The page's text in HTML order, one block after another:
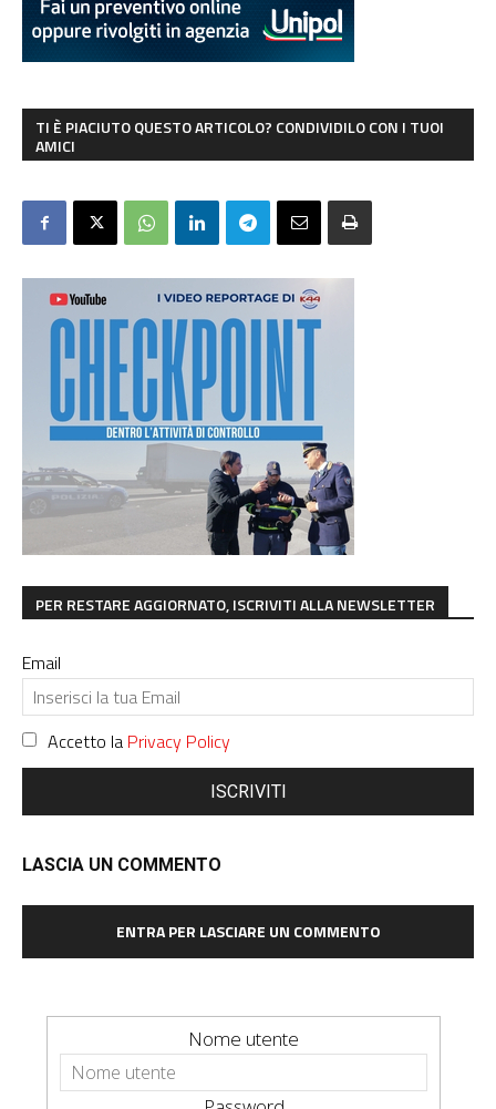
TI È PIACIUTO QUESTO ARTICOLO? CONDIVIDILO CON I TUOI
AMICI
PER RESTARE AGGIORNATO, ISCRIVITI ALLA NEWSLETTER
Email
Accetto la Privacy Policy
ISCRIVITI
LASCIA UN COMMENTO
ENTRA PER LASCIARE UN COMMENTO
Nome utente